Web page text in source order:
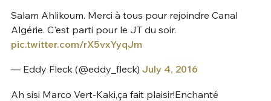
Salam Ahlikoum. Merci à tous pour rejoindre Canal
Algérie. C'est parti pour le JT du soir.
pic.twitter.com/rX5vxYyqJm
— Eddy Fleck (@eddy_fleck) July 4, 2016
Ah sisi Marco Vert-Kaki,ça fait plaisir!Enchanté